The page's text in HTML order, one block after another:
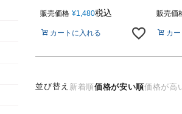
販売価格 ¥1,480税込
カートに入れる
販売価
カ
並び替え 新着順価格が安い順価格が高